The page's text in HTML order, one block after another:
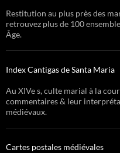
Restitution au plus près des
retrouvez plus de 100
Âge.
Index Cantigas de Santa Maria
Au XIVe s, culte marial à la
commentaires & leur
médiévaux.
Cartes postales médiévales